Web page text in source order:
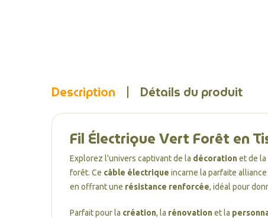
Description Détails du produit
Fil Électrique Vert Forêt en
Explorez l'univers captivant de la décorationet de la
forêt. Ce câble électrique incarne la parfaite
en offrant une résistance renforcée, idéal pour
Parfait pour la création, la rénovationet la